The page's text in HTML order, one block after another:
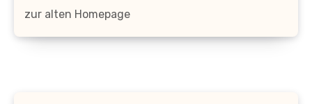
zur alten Homepage